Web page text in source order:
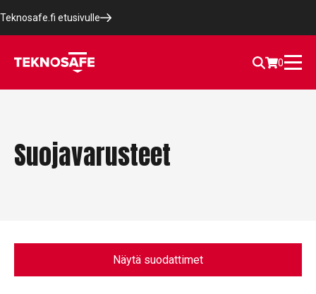
Teknosafe.fi etusivulle
0
Suojavarusteet
Näytä suodattimet